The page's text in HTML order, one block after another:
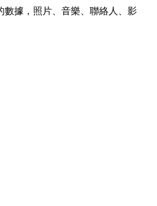
數據，照片、音樂、聯絡人、影